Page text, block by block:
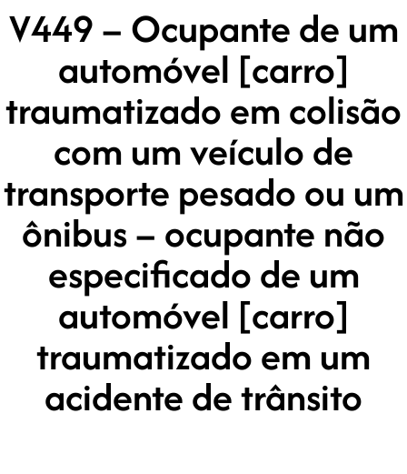
V449 – Ocupante de um
automóvel [carro]
traumatizado em colisão
com um veículo de
transporte pesado ou um
ônibus – ocupante não
especificado de um
automóvel [carro]
traumatizado em um
acidente de trânsito